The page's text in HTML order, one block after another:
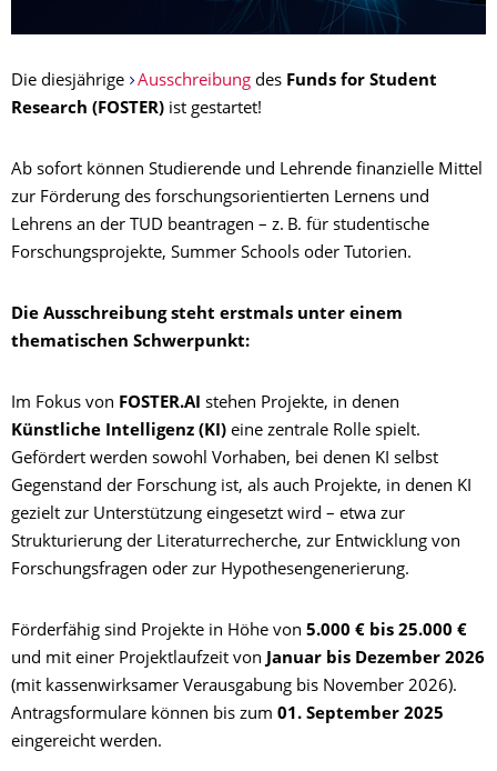
Die diesjährige AusschreibungdesFunds for Student
Research (FOSTER) ist gestartet!
Ab sofort können Studierende und Lehrende finanzielle Mittel
zur Förderung des forschungsorientierten Lernens und
Lehrens an der TUD beantragen – z. B. für studentische
Forschungsprojekte, Summer Schools oder Tutorien.
Die Ausschreibung steht erstmals unter einem
thematischen Schwerpunkt:
Im Fokus von FOSTER.AI stehen Projekte, in denen
Künstliche Intelligenz (KI) eine zentrale Rolle spielt.
Gefördert werden sowohl Vorhaben, bei denen KI selbst
Gegenstand der Forschung ist, als auch Projekte, in denen KI
gezielt zur Unterstützung eingesetzt wird – etwa zur
Strukturierung der Literaturrecherche, zur Entwicklung von
Forschungsfragen oder zur Hypothesengenerierung.
Förderfähig sind Projekte in Höhe von 5.000 € bis 25.000 €
und mit einer Projektlaufzeit von Januar bis Dezember 2026
(mit kassenwirksamer Verausgabung bis November 2026).
Antragsformulare können bis zum 01. September 2025
eingereicht werden.